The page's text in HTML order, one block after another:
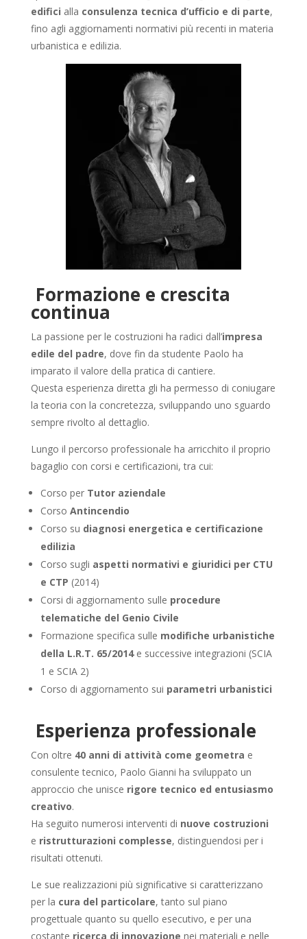
edifici alla consulenza tecnica d’ufficio e di parte,
fino agli aggiornamenti normativi più recenti in materia
urbanistica e edilizia.
Formazione e crescita
continua
La passione per le costruzioni ha radici dall’impresa
edile del padre, dove fin da studente Paolo ha
imparato il valore della pratica di cantiere.
Questa esperienza diretta gli ha permesso di coniugare
la teoria con la concretezza, sviluppando uno sguardo
sempre rivolto al dettaglio.
Lungo il percorso professionale ha arricchito il proprio
bagaglio con corsi e certificazioni, tra cui:
Corso per Tutor aziendale
Corso Antincendio
Corso su diagnosi energetica e certificazione
edilizia
Corso sugli aspetti normativi e giuridici per CTU
e CTP (2014)
Corsi di aggiornamento sulle procedure
telematiche del Genio Civile
Formazione specifica sulle modifiche urbanistiche
della L.R.T. 65/2014e successive integrazioni (SCIA
1 e SCIA 2)
Corso di aggiornamento sui parametri urbanistici
Esperienza professionale
Con oltre 40 anni di attività come geometra e
consulente tecnico, Paolo Gianni ha sviluppato un
approccio che unisce rigore tecnico ed entusiasmo
creativo.
Ha seguito numerosi interventi di nuove costruzioni
e ristrutturazioni complesse, distinguendosi per i
risultati ottenuti.
Le sue realizzazioni più significative si caratterizzano
per la cura del particolare, tanto sul piano
progettuale quanto su quello esecutivo, e per una
costante ricerca di innovazione nei materiali e nelle